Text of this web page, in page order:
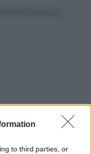
to third parties, or
in spiaggia: muore